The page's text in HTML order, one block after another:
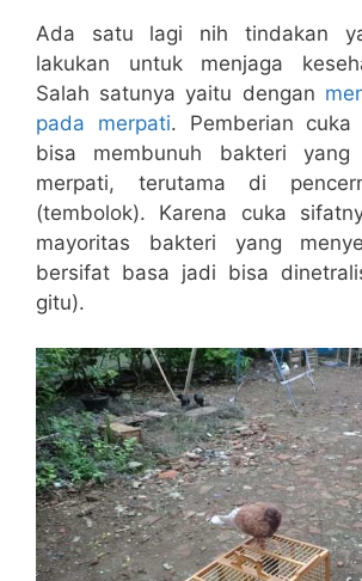
Ada satu lagi nih tindakan
lakukan untuk menjaga
Salah satunya yaitu dengan
pada merpati. Pemberian cuka
bisa membunuh bakteri
merpati, terutama di
(tembolok). Karena cuka
mayoritas bakteri yang
bersifat basa jadi bisa
gitu).